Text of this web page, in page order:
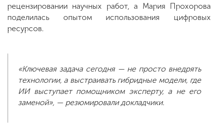
рецензировании научных работ, а Мария Прохорова
поделилась опытом использования цифровых
ресурсов.
«Ключевая задача сегодня — не просто внедрять
технологии, а выстраивать гибридные модели, где
ИИ выступает помощником эксперту, а не его
заменой», — резюмировали докладчики.